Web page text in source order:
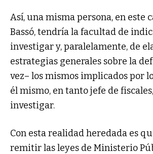
Así, una misma persona, en este
Bassó, tendría la facultad de
investigar y, paralelamente, de
estrategias generales sobre la
vez– los mismos implicados por
él mismo, en tanto jefe de
investigar.
Con esta realidad heredada es
remitir las leyes de Ministerio